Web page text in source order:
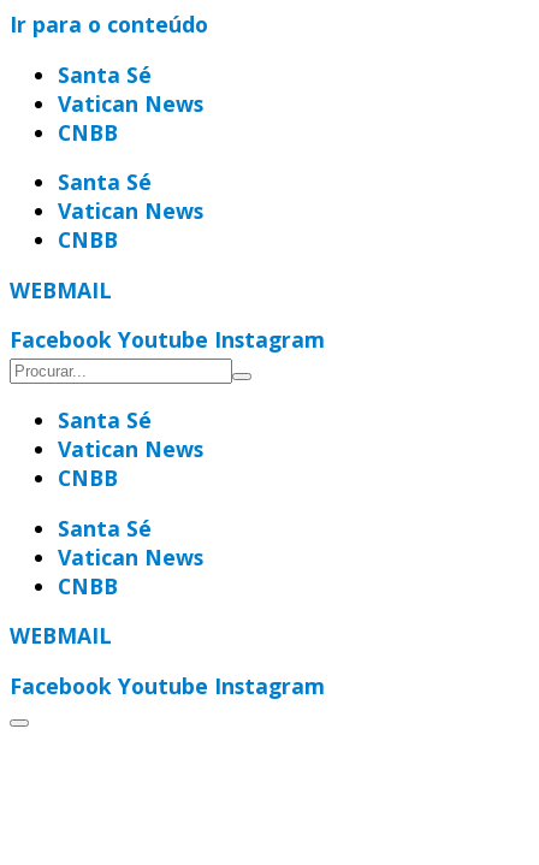
Ir para o conteúdo
Santa Sé
Vatican News
CNBB
Santa Sé
Vatican News
CNBB
WEBMAIL
Facebook Youtube Instagram
Santa Sé
Vatican News
CNBB
Santa Sé
Vatican News
CNBB
WEBMAIL
Facebook Youtube Instagram